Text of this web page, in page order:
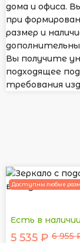
дома и офиса.
при
размер и
Вы получите
подходящее
требования
Доступны любые
Есть в наличии
5 535 ₽ 6 955